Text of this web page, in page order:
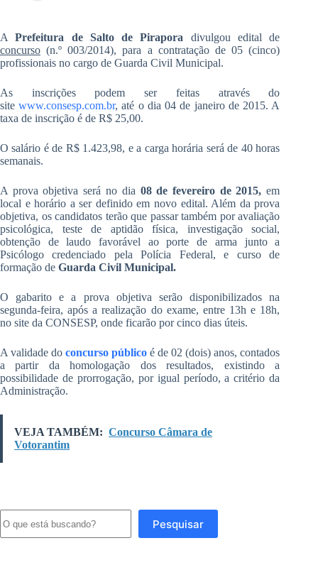
APrefeitura de Salto de Pirapora divulgou edital de
concurso (n.º 003/2014), para a contratação de 05 (cinco)
profissionais no cargo de Guarda Civil Municipal.
As inscrições podem ser feitas através do
sitewww.consesp.com.br, até o dia 04 de janeiro de 2015. A
taxa de inscrição é de R$ 25,00.
O salário é de R$ 1.423,98, e a carga horária será de 40 horas
semanais.
A prova objetiva será no dia 08 de fevereiro de 2015, em
local e horário a ser definido em novo edital. Além da prova
objetiva, os candidatos terão que passar também por avaliação
psicológica, teste de aptidão física, investigação social,
obtenção de laudo favorável ao porte de arma junto a
Psicólogo credenciado pela Polícia Federal, e curso de
formação de Guarda Civil Municipal.
O gabarito e a prova objetiva serão disponibilizados na
segunda-feira, após a realização do exame, entre 13h e 18h,
no site da CONSESP, onde ficarão por cinco dias úteis.
A validade doconcurso público é de 02 (dois) anos, contados
a partir da homologação dos resultados, existindo a
possibilidade de prorrogação, por igual período, a critério da
Administração.
VEJA TAMBÉM: Concurso Câmara de
Votorantim
Pesquisar